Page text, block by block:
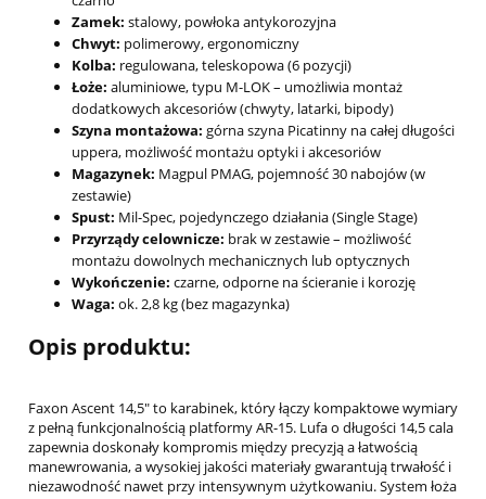
Zamek: stalowy, powłoka antykorozyjna
Chwyt: polimerowy, ergonomiczny
Kolba: regulowana, teleskopowa (6 pozycji)
Łoże: aluminiowe, typu M-LOK – umożliwia montaż
dodatkowych akcesoriów (chwyty, latarki, bipody)
Szyna montażowa: górna szyna Picatinny na całej długości
uppera, możliwość montażu optyki i akcesoriów
Magazynek: Magpul PMAG, pojemność 30 nabojów (w
zestawie)
Spust: Mil-Spec, pojedynczego działania (Single Stage)
Przyrządy celownicze: brak w zestawie – możliwość
montażu dowolnych mechanicznych lub optycznych
Wykończenie: czarne, odporne na ścieranie i korozję
Waga: ok. 2,8 kg (bez magazynka)
Opis produktu:
Faxon Ascent 14,5" to karabinek, który łączy kompaktowe wymiary
z pełną funkcjonalnością platformy AR-15. Lufa o długości 14,5 cala
zapewnia doskonały kompromis między precyzją a łatwością
manewrowania, a wysokiej jakości materiały gwarantują trwałość i
niezawodność nawet przy intensywnym użytkowaniu. System łoża